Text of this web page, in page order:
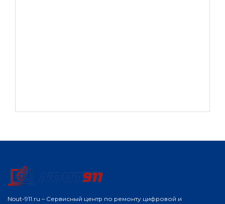
Nout-911.ru – Сервисный центр по ремонту цифровой и